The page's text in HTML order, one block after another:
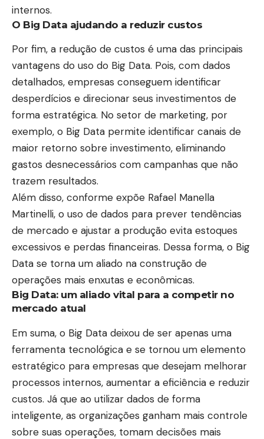
internos.
O Big Data ajudando a reduzir custos
Por fim, a redução de custos é uma das principais
vantagens do uso do Big Data. Pois, com dados
detalhados, empresas conseguem identificar
desperdícios e direcionar seus investimentos de
forma estratégica. No setor de marketing, por
exemplo, o Big Data permite identificar canais de
maior retorno sobre investimento, eliminando
gastos desnecessários com campanhas que não
trazem resultados.
Além disso, conforme expõe Rafael Manella
Martinelli, o uso de dados para prever tendências
de mercado e ajustar a produção evita estoques
excessivos e perdas financeiras. Dessa forma, o Big
Data se torna um aliado na construção de
operações mais enxutas e econômicas.
Big Data: um aliado vital para a competir no
mercado atual
Em suma, o Big Data deixou de ser apenas uma
ferramenta tecnológica e se tornou um elemento
estratégico para empresas que desejam melhorar
processos internos, aumentar a eficiência e reduzir
custos. Já que ao utilizar dados de forma
inteligente, as organizações ganham mais controle
sobre suas operações, tomam decisões mais